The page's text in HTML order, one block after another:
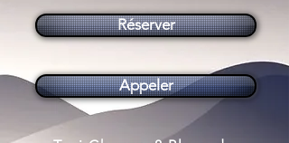
Réserver
Appeler